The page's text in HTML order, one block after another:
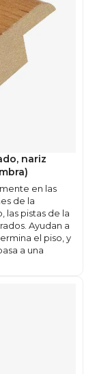
nariz
en las
de la
las pistas de la
Ayudan a
el piso, y
a una